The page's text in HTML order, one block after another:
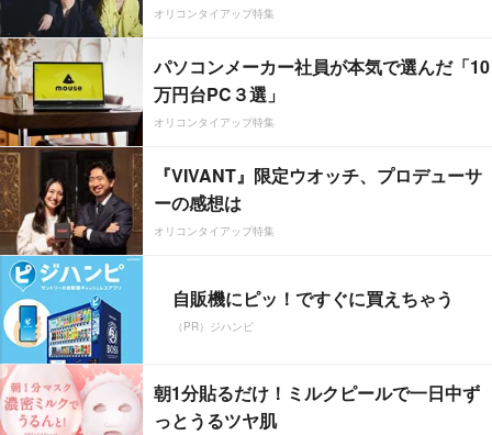
オリコンタイアップ特集
パソコンメーカー社員が本気で選んだ「10
万円台PC３選」
オリコンタイアップ特集
『VIVANT』限定ウオッチ、プロデューサ
ーの感想は
オリコンタイアップ特集
自販機にピッ！ですぐに買えちゃう
（PR）ジハンピ
朝1分貼るだけ！ミルクピールで一日中ず
っとうるツヤ肌